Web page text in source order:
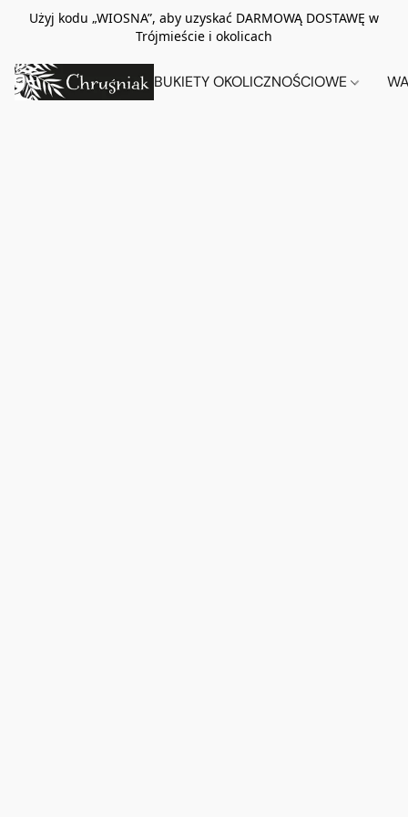
Użyj kodu „WIOSNA”, aby uzyskać DARMOWĄ DOSTAWĘ w
Trójmieście i okolicach
BUKIETY OKOLICZNOŚCIOWE